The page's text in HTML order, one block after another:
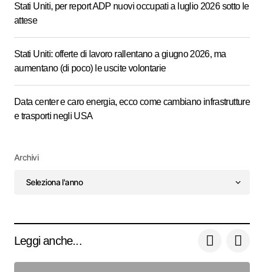
Stati Uniti, per report ADP nuovi occupati a luglio 2026 sotto le
attese
Stati Uniti: offerte di lavoro rallentano a giugno 2026, ma
aumentano (di poco) le uscite volontarie
Data center e caro energia, ecco come cambiano infrastrutture
e trasporti negli USA
Archivi
Leggi anche...